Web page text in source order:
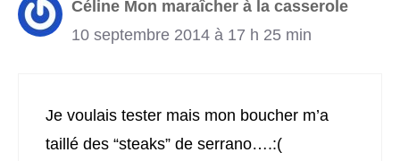
Céline Mon maraîcher à la casserole
10 septembre 2014 à 17 h 25 min
Je voulais tester mais mon boucher m’a
taillé des “steaks” de serrano….:(